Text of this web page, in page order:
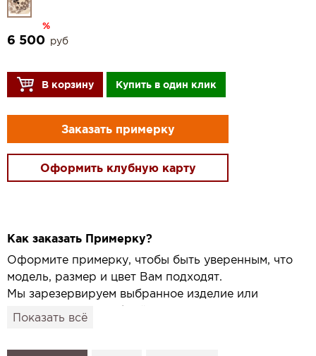
%
6 500 руб
В корзину Купить в один клик
Заказать примерку
Оформить клубную карту
Как заказать Примерку?
Оформите примерку, чтобы быть уверенным, что
модель, размер и цвет Вам подходят.
Мы зарезервируем выбранное изделие или
привезём его в удобный для вас салон и
Показать всё